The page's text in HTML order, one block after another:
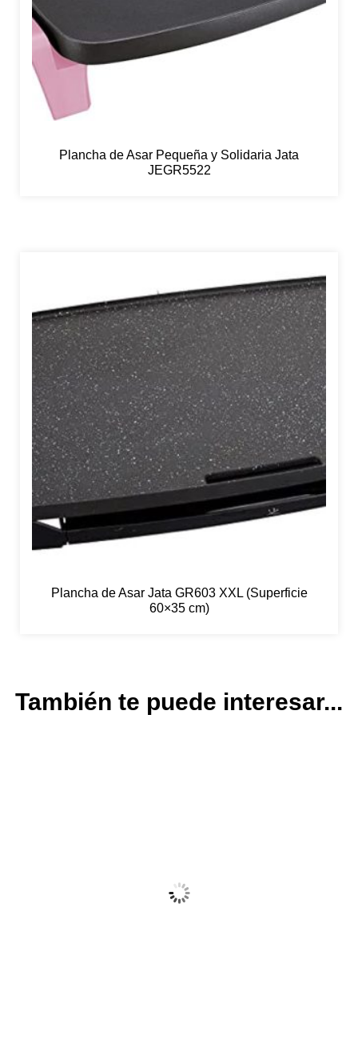
Plancha de Asar Pequeña y Solidaria Jata
JEGR5522
Plancha de Asar Jata GR603 XXL (Superficie
60×35 cm)
También te puede interesar...